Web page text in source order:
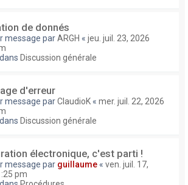
de donnés
message parARGH « jeu. juil. 23, 2026
Discussion générale
d'erreur
message parClaudioK « mer. juil. 22, 2026
Discussion générale
électronique, c'est parti !
message par guillaume « ven. juil. 17,
pm